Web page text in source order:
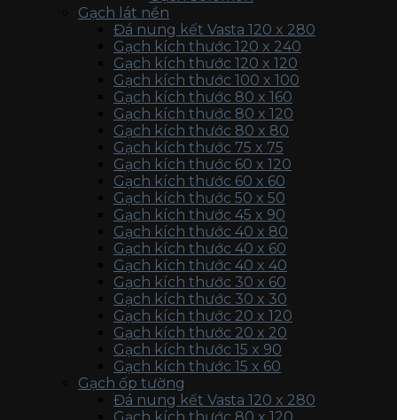
Gạch lát nền
Đá nung kết Vasta 120 x 280
Gạch kích thước 120 x 240
Gạch kích thước 120 x 120
Gạch kích thước 100 x 100
Gạch kích thước 80 x 160
Gạch kích thước 80 x 120
Gạch kích thước 80 x 80
Gạch kích thước 75 x 75
Gạch kích thước 60 x 120
Gạch kích thước 60 x 60
Gạch kích thước 50 x 50
Gạch kích thước 45 x 90
Gạch kích thước 40 x 80
Gạch kích thước 40 x 60
Gạch kích thước 40 x 40
Gạch kích thước 30 x 60
Gạch kích thước 30 x 30
Gạch kích thước 20 x 120
Gạch kích thước 20 x 20
Gạch kích thước 15 x 90
Gạch kích thước 15 x 60
Gạch ốp tường
Đá nung kết Vasta 120 x 280